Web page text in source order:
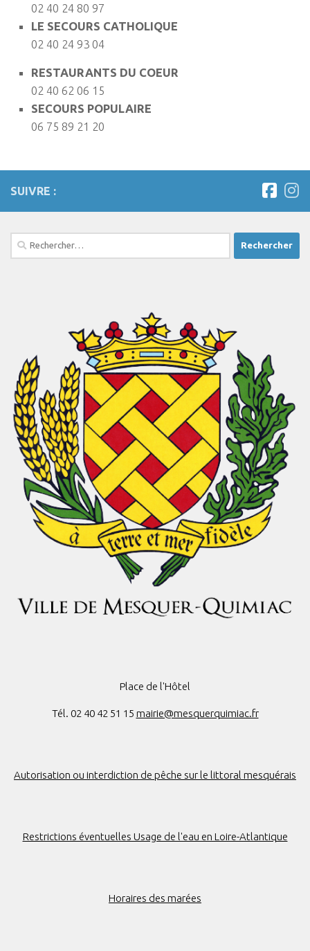
02 40 24 80 97
LE SECOURS CATHOLIQUE
02 40 24 93 04
RESTAURANTS DU COEUR
02 40 62 06 15
SECOURS POPULAIRE
06 75 89 21 20
SUIVRE :
Rechercher :
Place de l'Hôtel
Tél. 02 40 42 51 15 mairie@mesquerquimiac.fr
Autorisation ou interdiction de pêche sur le littoral mesquérais
Restrictions éventuelles Usage de l'eau en Loire-Atlantique
Horaires des marées